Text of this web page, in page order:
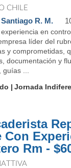
CHILE
R. M.
en
líder del
y comprometidas,
documentación y
...
Jornada
su equipo a
Con
Rm -